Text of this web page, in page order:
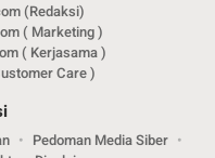
(Redaksi)
( Marketing )
( Kerjasama )
Care )
Pedoman Media Siber